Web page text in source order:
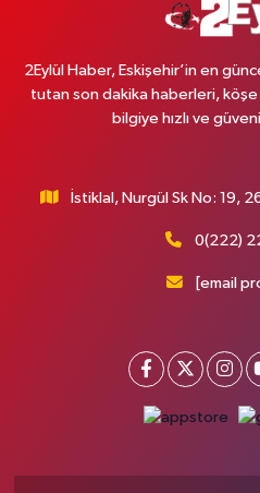
2Eylül Haber, Eskişehir’in en
tutan son dakika haberleri, köşe
bilgiye hızlı ve
İstiklal, Nurgül Sk No: 19,
0(222)
[email